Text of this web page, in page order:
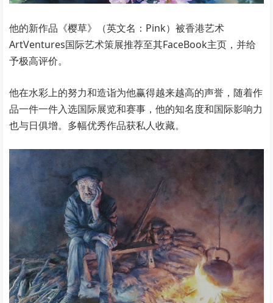
他的新作品《樱草》（英文名：Pink）被香港艺术
ArtVentures国际艺术策展推荐至其FaceBook主页，并给
予极高评价。
他在水彩上的努力和造诣为他赢得越来越高的声誉，随着作
品一件一件入选国际展览和赛事，他的知名度和国际影响力
也与日俱增。多幅优秀作品获私人收藏。